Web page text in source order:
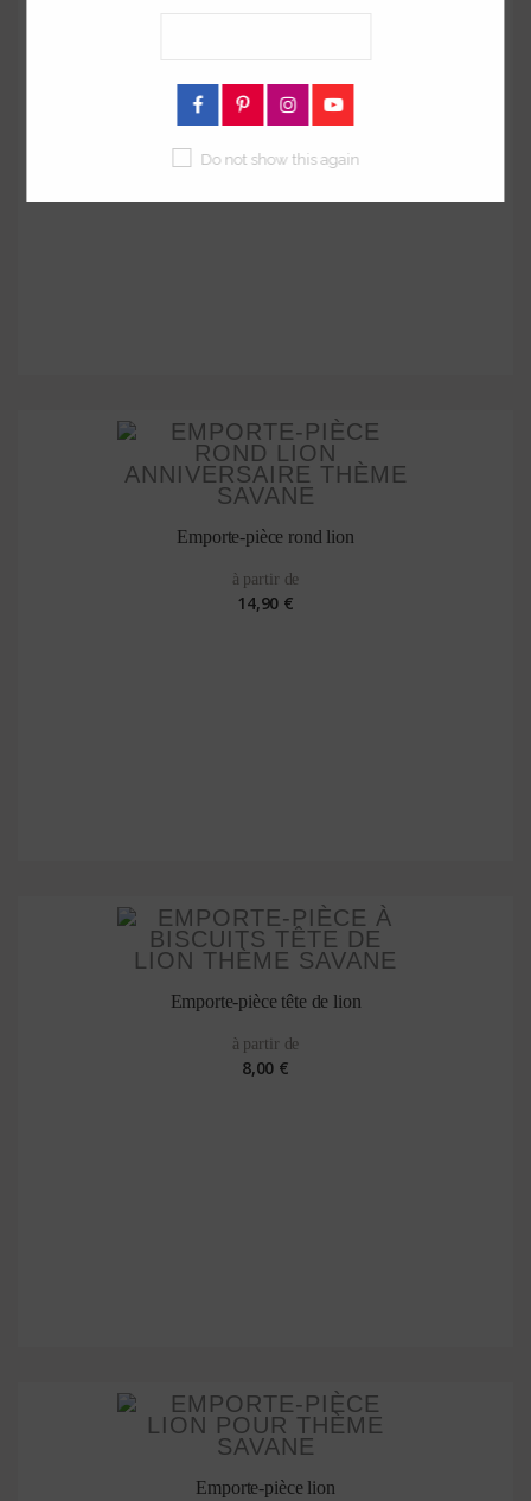
à partir de
14,90 €
Emporte-pièce rond lion
à partir de
14,90 €
Emporte-pièce tête de lion
à partir de
8,00 €
Emporte-pièce lion
Do not show this again